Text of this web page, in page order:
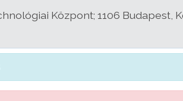
Központ; 1106 Budapest,